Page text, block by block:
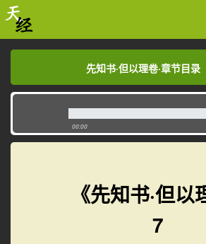
先知书·但以理卷·章节目
先知书·但以理卷·章节目录
00:00
《先知书·但以
7